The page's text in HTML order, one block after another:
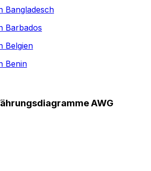
Bangladesch
Barbados
Belgien
Benin
AWG